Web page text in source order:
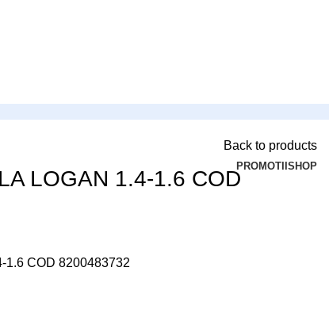
PROMOTIISHOP
Back to products
LOGAN 1.4-1.6 COD
1.6 COD 8200483732